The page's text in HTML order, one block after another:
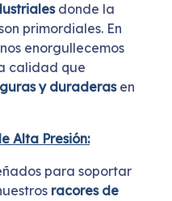
donde la
primordiales. En
enorgullecemos
calidad que
y duraderasen
Alta Presión:
para soportar
racores de